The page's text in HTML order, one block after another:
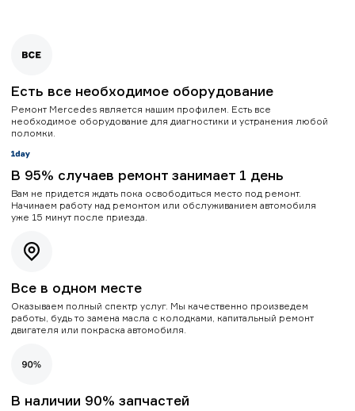
Есть все необходимое оборудование
Ремонт Mercedes является нашим профилем. Есть все
необходимое оборудование для диагностики и устранения любой
поломки.
В 95% случаев ремонт занимает 1 день
Вам не придется ждать пока освободиться место под ремонт.
Начинаем работу над ремонтом или обслуживанием автомобиля
уже 15 минут после приезда.
Все в одном месте
Оказываем полный спектр услуг. Мы качественно произведем
работы, будь то замена масла с колодками, капитальный ремонт
двигателя или покраска автомобиля.
В наличии 90% запчастей